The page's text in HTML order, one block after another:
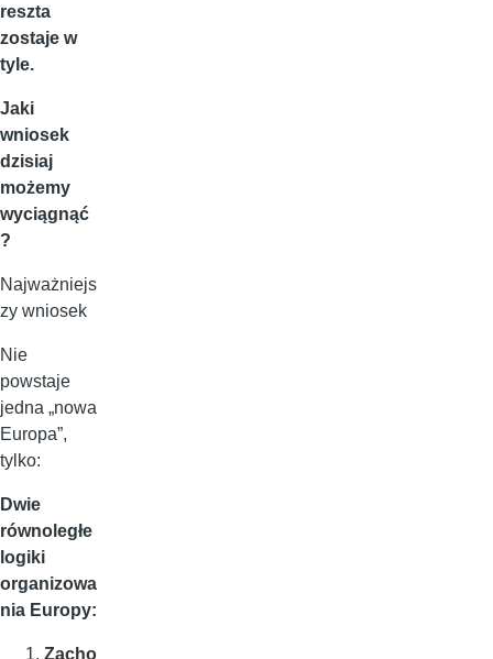
reszta
zostaje w
tyle.
Jaki
wniosek
dzisiaj
możemy
wyciągnąć
?
Najważniejs
zy wniosek
Nie
powstaje
jedna „nowa
Europa”,
tylko:
Dwie
równoległe
logiki
organizowa
nia Europy:
Zacho